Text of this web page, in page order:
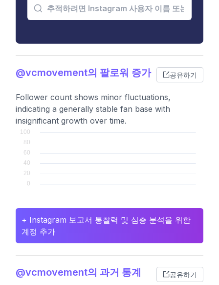
@vcmovement의 팔로워 증가 공유하기
Follower count shows minor fluctuations,
indicating a generally stable fan base with
insignificant growth over time.
+ Instagram 보고서 통찰력 및 심층 분석을 위한
계정 추가
@vcmovement의 과거 통계 공유하기